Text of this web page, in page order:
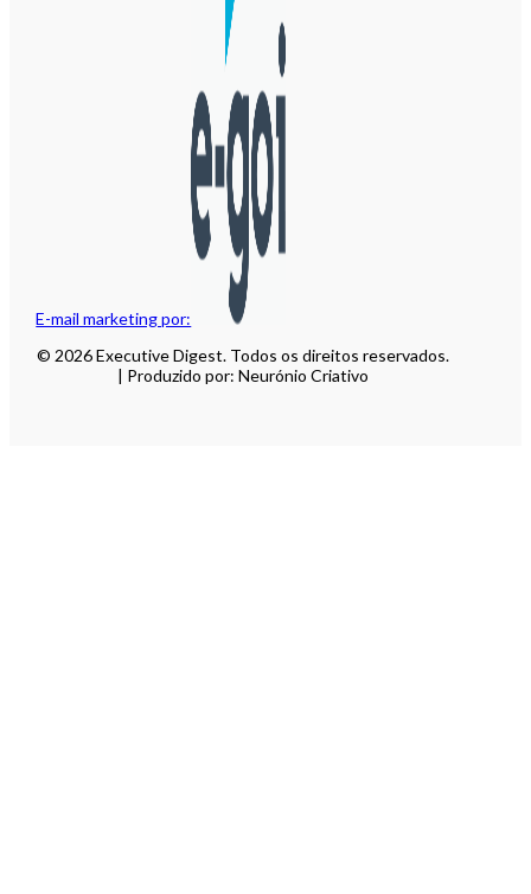
E-mail marketing por:
© 2026 Executive Digest. Todos os direitos reservados.
| Produzido por: Neurónio Criativo